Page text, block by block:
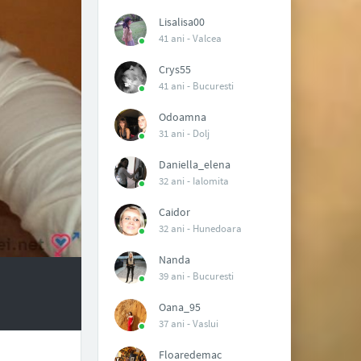
Lisalisa00
41 ani -Valcea
Crys55
41 ani - Bucuresti
Odoamna
31 ani - Dolj
Daniella_elena
32 ani - Ialomita
Caidor
32 ani - Hunedoara
Nanda
39 ani - Bucuresti
Oana_95
37 ani -Vaslui
Floaredemac